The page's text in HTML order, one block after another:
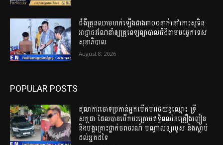
ជំងឺគ្រុនឈាមហក់ឡើងជាង៣០០នាក់នៅកោះសូទិន
អាជ្ញាធរណែនាំឲ្យគ្រូពេទ្យព្យាបាលជំងឺតាមបច្ចេកទេស
សុខាភិបាល
August 8, 2026
POPULAR POSTS
តុលាការចោទប្រកាន់អ្នកបើកបររថយន្តឈ្មោះ ទ្រី
សក្កដា ដែលបានបើកបរក្រោមឥទ្ធិពលនៃគ្រឿងញៀន
និងបង្កគ្រោះថ្នាក់ចរាចរណ៍ បណ្តាលឲ្យរបួស និងស្លាប់
ដល់អ្នកដទៃ